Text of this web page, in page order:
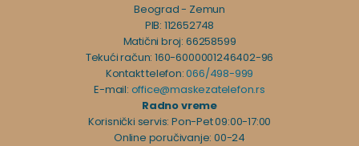
Beograd - Zemun
PIB: 112652748
Matični broj: 66258599
Tekući račun: 160-6000001246402-96
Kontakt telefon:066/498-999
E-mail: office@maskezatelefon.rs
Radno vreme
Korisnički servis: Pon-Pet 09:00-17:00
Online poručivanje: 00-24